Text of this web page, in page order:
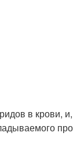
в крови, и,
про